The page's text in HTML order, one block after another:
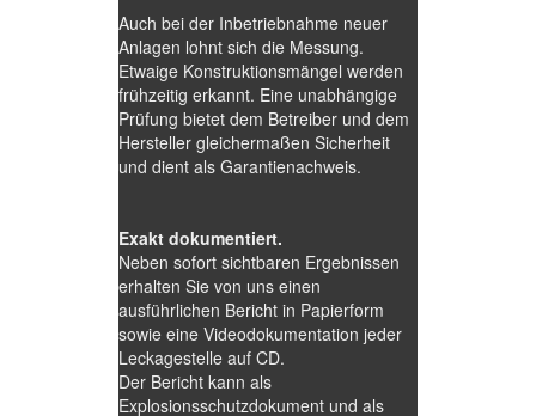
Auch bei der Inbetriebnahme neuer
Anlagen lohnt sich die Messung.
Etwaige Konstruktionsmängel werden
frühzeitig erkannt. Eine unabhängige
Prüfung bietet dem Betreiber und dem
Hersteller gleichermaßen Sicherheit
und dient als Garantienachweis.
Exakt dokumentiert.
Neben sofort sichtbaren Ergebnissen
erhalten Sie von uns einen
ausführlichen Bericht in Papierform
sowie eine Videodokumentation jeder
Leckagestelle auf CD.
Der Bericht kann als
Explosionsschutzdokument und als